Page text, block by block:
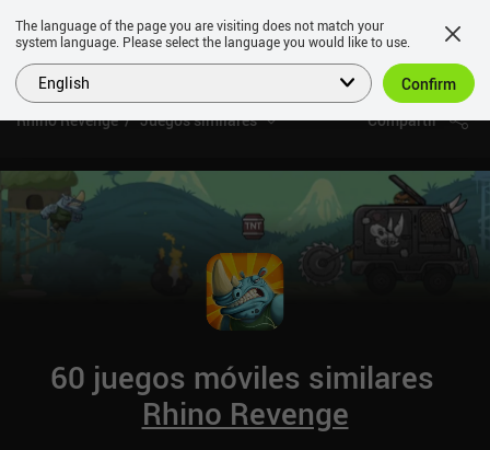
Rhino Revenge Juegos similares Compartir
60 juegos móviles similares
Rhino Revenge
The language of the page you are visiting does not match your
system language. Please select the language you would like to use.
English Confirm